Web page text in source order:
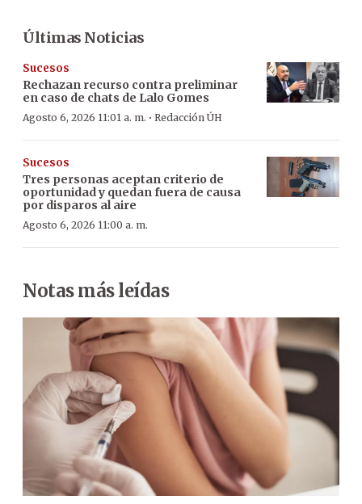
Últimas Noticias
Sucesos
Rechazan recurso contra preliminar
en caso de chats de Lalo Gomes
Agosto 6, 2026 11:01 a. m. · Redacción ÚH
Sucesos
Tres personas aceptan criterio de
oportunidad y quedan fuera de causa
por disparos al aire
Agosto 6, 2026 11:00 a. m.
Notas más leídas